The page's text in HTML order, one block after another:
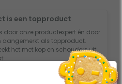
een koukleum? Geen zorgen!
isolatielaag die
lucht blokkeert.
is een topproduct
door onze productexpert én door
aangemerkt als topproduct.
het met kop en schouders uit